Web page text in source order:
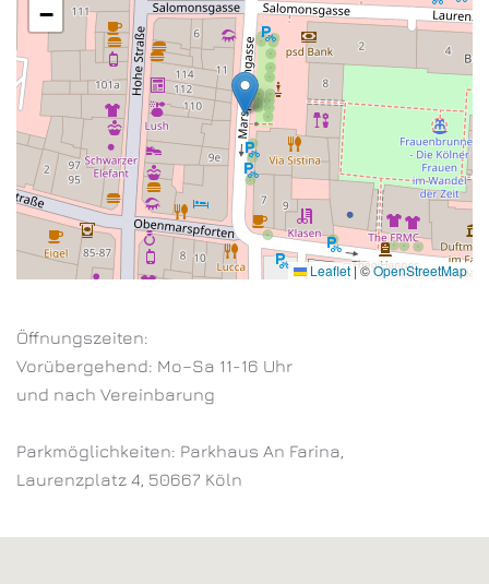
−
Leaflet|©OpenStreetMap
Öffnungszeiten:
Vorübergehend: Mo–Sa 11-16 Uhr
und nach Vereinbarung
Parkmöglichkeiten: Parkhaus An Farina,
Laurenzplatz 4, 50667 Köln